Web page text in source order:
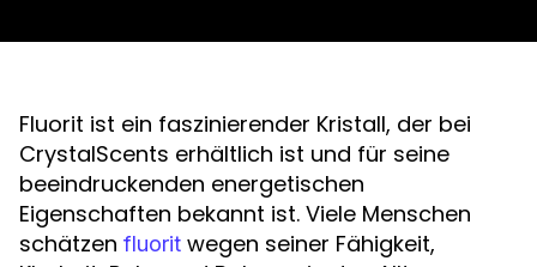
Fluorit ist ein faszinierender Kristall, der bei
CrystalScents erhältlich ist und für seine
beeindruckenden energetischen
Eigenschaften bekannt ist. Viele Menschen
schätzen fluorit wegen seiner Fähigkeit,